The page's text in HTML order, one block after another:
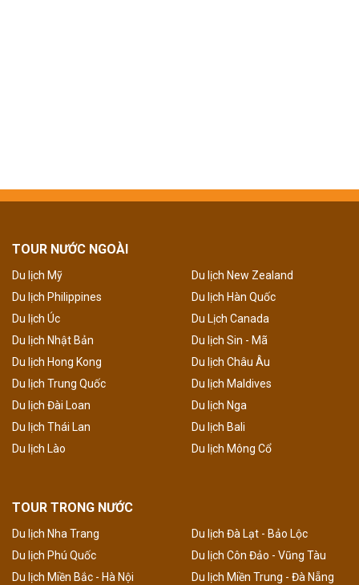
TOUR NƯỚC NGOÀI
Du lịch Mỹ
Du lịch New Zealand
Du lịch Philippines
Du lịch Hàn Quốc
Du lịch Úc
Du Lịch Canada
Du lịch Nhật Bản
Du lịch Sin - Mã
Du lịch Hong Kong
Du lịch Châu Âu
Du lịch Trung Quốc
Du lịch Maldives
Du lịch Đài Loan
Du lịch Nga
Du lịch Thái Lan
Du lịch Bali
Du lịch Lào
Du lịch Mông Cổ
TOUR TRONG NƯỚC
Du lịch Nha Trang
Du lịch Đà Lạt - Bảo Lộc
Du lịch Phú Quốc
Du lịch Côn Đảo - Vũng Tàu
Du lịch Miền Bắc - Hà Nội
Du lịch Miền Trung - Đà Nẵng